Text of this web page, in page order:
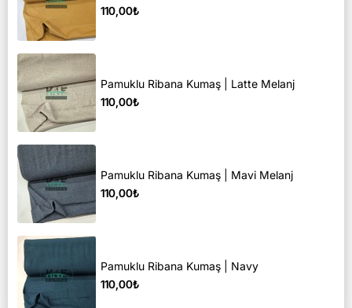
110,00₺
Pamuklu Ribana Kumaş | Latte Melanj
110,00₺
Pamuklu Ribana Kumaş | Mavi Melanj
110,00₺
Pamuklu Ribana Kumaş | Navy
110,00₺